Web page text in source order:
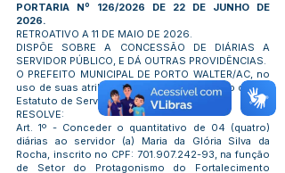
PORTARIA Nº 126/2026 DE 22 DE JUNHO DE
2026.
RETROATIVO A 11 DE MAIO DE 2026.
DISPÕE SOBRE A CONCESSÃO DE DIÁRIAS A
SERVIDOR PÚBLICO, E DÁ OUTRAS PROVIDÊNCIAS.
O PREFEITO MUNICIPAL DE PORTO WALTER/AC, no
uso de suas atribuições legais e de acordo com o
Estatuto de Servidor do Município:
RESOLVE:
Art. 1º - Conceder o quantitativo de 04 (quatro)
diárias ao servidor (a) Maria da Glória Silva da
Rocha, inscrito no CPF: 701.907.242-93, na função
de Setor do Protagonismo do Fortalecimento